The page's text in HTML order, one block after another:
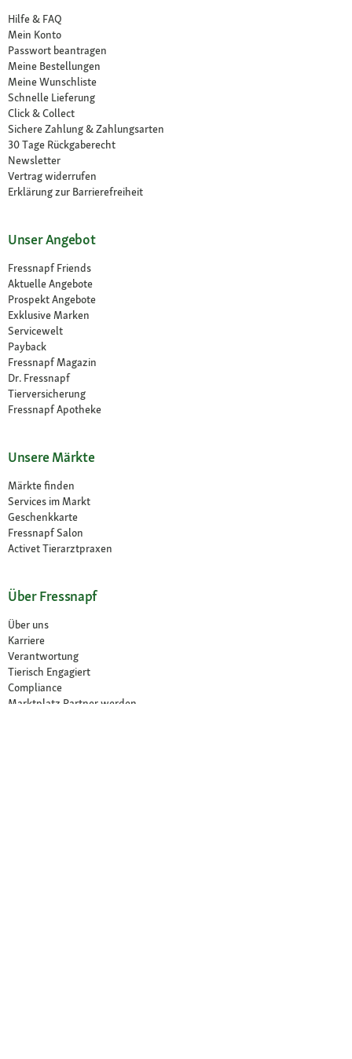
Hilfe & FAQ
Mein Konto
Passwort beantragen
Meine Bestellungen
Meine Wunschliste
Schnelle Lieferung
Click & Collect
Sichere Zahlung & Zahlungsarten
30 Tage Rückgaberecht
Newsletter
Vertrag widerrufen
Erklärung zur Barrierefreiheit
Unser Angebot
Fressnapf Friends
Aktuelle Angebote
Prospekt Angebote
Exklusive Marken
Servicewelt
Payback
Fressnapf Magazin
Dr. Fressnapf
Tierversicherung
Fressnapf Apotheke
Unsere Märkte
Märkte finden
Services im Markt
Geschenkkarte
Fressnapf Salon
Activet Tierarztpraxen
Über Fressnapf
Über uns
Karriere
Verantwortung
Tierisch Engagiert
Compliance
Marktplatz Partner werden